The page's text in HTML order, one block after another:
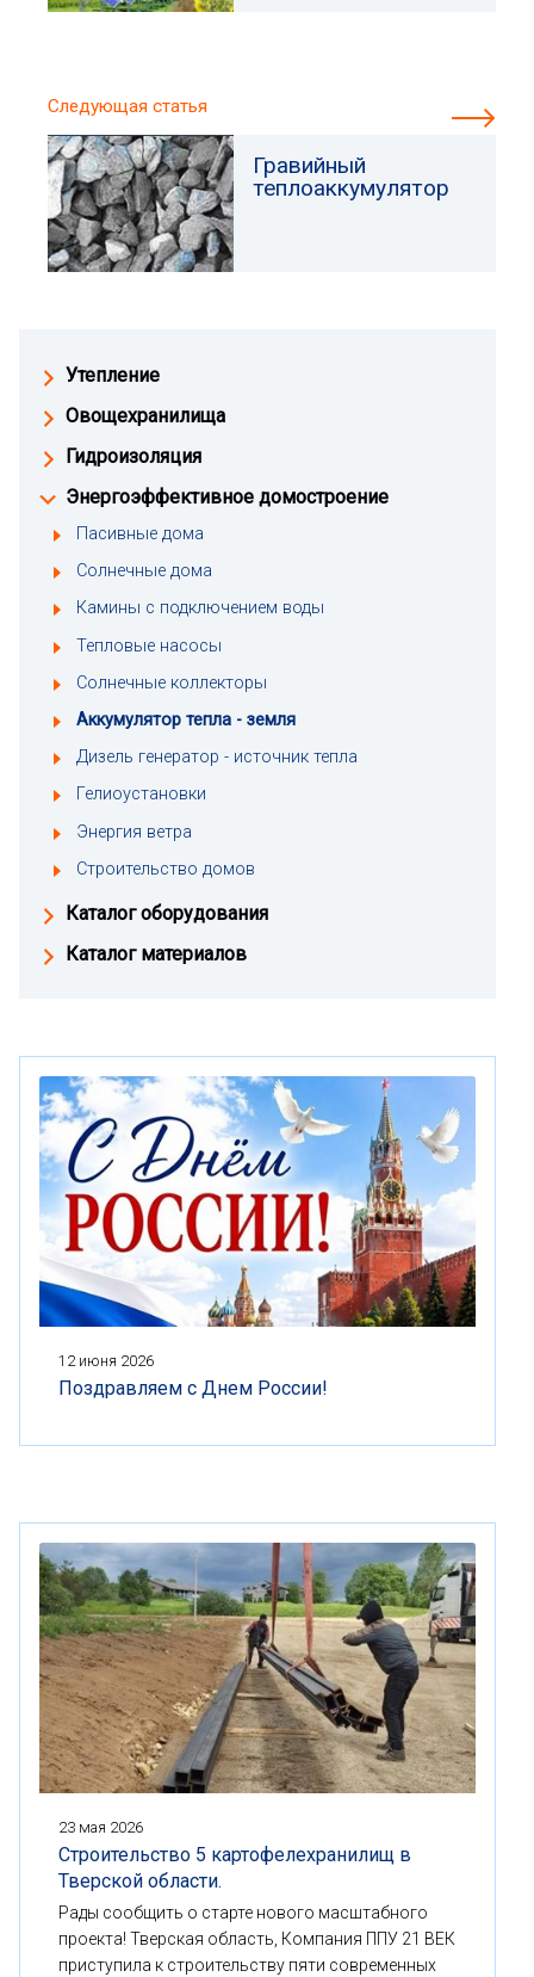
Утепление
Овощехранилища
Гидроизоляция
Энергоэффективное домостроение
Пасивные дома
Солнечные дома
Камины с подключением воды
Тепловые насосы
Солнечные коллекторы
Аккумулятор тепла - земля
Дизель генератор - источник тепла
Гелиоустановки
Энергия ветра
Строительство домов
Каталог оборудования
Каталог материалов
12 июня 2026
Поздравляем с Днем России!
23 мая 2026
Строительство 5 картофелехранилищ в
Тверской области.
Рады сообщить о старте нового масштабного
проекта! Тверская область, Компания ППУ 21 ВЕК
приступила к строительству пяти современных
Следующая статья
Гравийный
теплоаккумулятор